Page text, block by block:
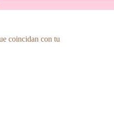
coincidan con tu